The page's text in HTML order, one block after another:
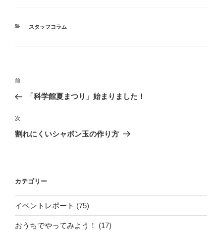
カ
スタッフコラム
投
ナ
ビ
ゲ
ン
前
の
稿
前
「科学館夏まつり」始まりました！
次
の
次
割れにくいシャボン玉の作り方
カテゴリー
イベントレポート (75)
おうちでやってみよう！ (17)